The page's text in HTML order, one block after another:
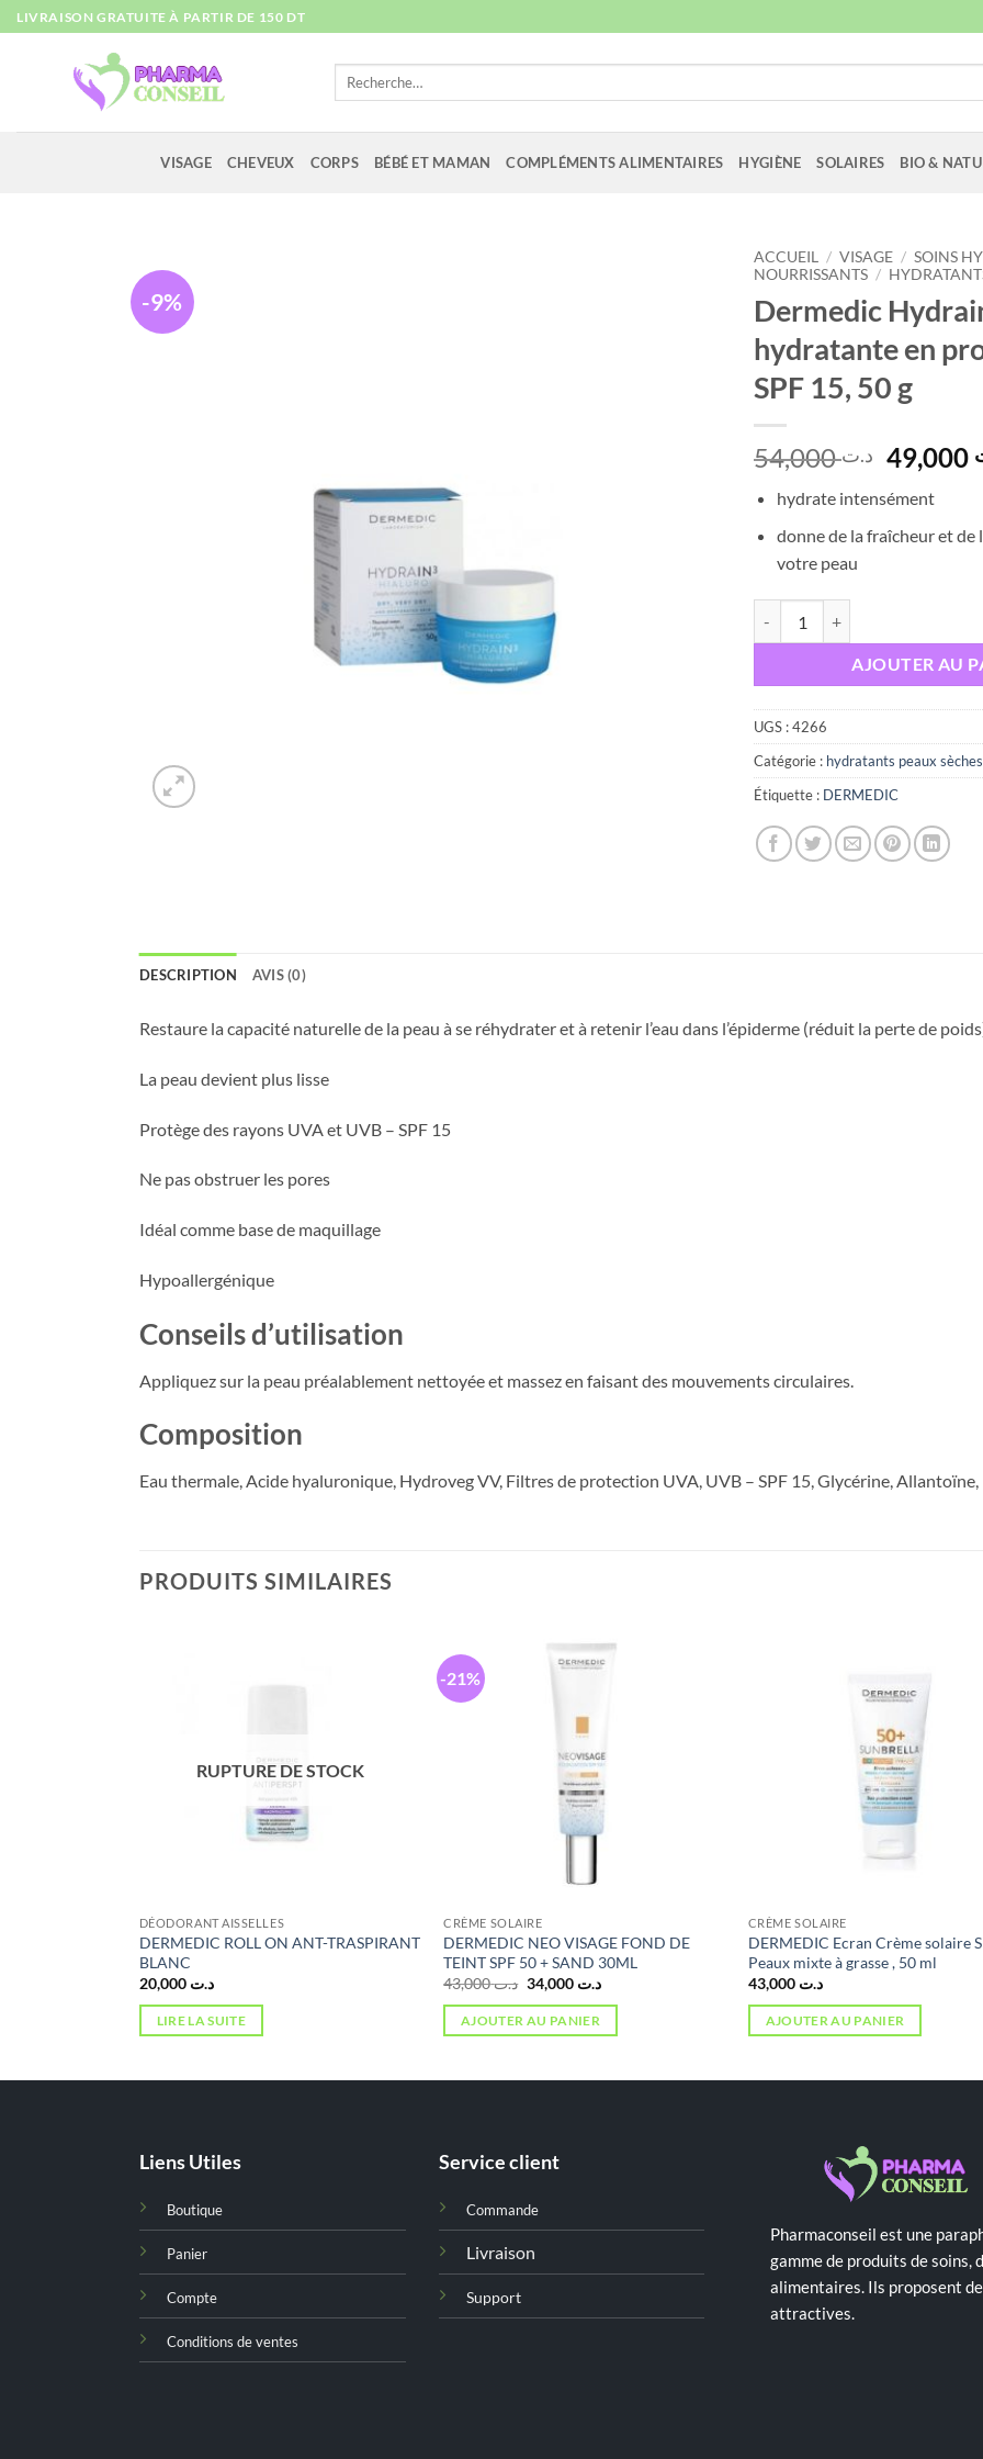
Passer
au
LIVRAISON GRATUITE À PARTIR DE 150 DT
Recherche
VISAGE CHEVEUX CORPS BÉBÉ ET MAMAN COMPLÉMENTS ALIMENTAIRES HYGIÈNE SOLAIRES BIO &
-9%
ACCUEIL / VISAGE / SOINS
NOURRISSANTS /
Dermedic
hydratante en
SPF 15, 50 g
د.ت54,000
Le
prix
initial
était :
hydrate intensément
donne de la fraîcheur et de
votre peau
AJOUTER AU
UGS :4266
Catégorie : hydratants peaux sèches
Étiquette : DERMEDIC
DESCRIPTION AVIS (0)
Restaure la capacité naturelle de la peau à se réhydrater et à retenir l’eau dans l’épiderme (réduit la perte de
La peau devient plus lisse
Protège des rayons UVA et UVB – SPF 15
Ne pas obstruer les pores
Idéal comme base de maquillage
Hypoallergénique
Conseils d’utilisation
Appliquez sur la peau préalablement nettoyée et massez en faisant des mouvements circulaires.
Composition
Eau thermale, Acide hyaluronique, Hydroveg VV, Filtres de protection UVA, UVB – SPF 15, Glycérine, Allantoïne,
PRODUITS SIMILAIRES
RUPTURE DE STOCK
DÉODORANT AISSELLES
DERMEDIC ROLL ON ANT-TRASPIRANT
BLANC
د.ت 20,000
LIRE LA SUITE
-21%
CRÈME SOLAIRE
DERMEDIC NEO VISAGE FOND DE
TEINT SPF 50 + SAND 30ML
د.ت43,000
Le
prix
initial
était :
د.ت 34,000
Le
actuel
est :
AJOUTER AU PANIER
CRÈME SOLAIRE
DERMEDIC Ecran Crème solaire
Peaux mixte à grasse , 50 ml
د.ت 43,000
AJOUTER AU PANIER
Liens Utiles
Boutique
Panier
Compte
Conditions de ventes
Service client
Commande
Livraison
Support
Pharmaconseil est une
gamme de produits de soins,
alimentaires. Ils proposent
attractives.